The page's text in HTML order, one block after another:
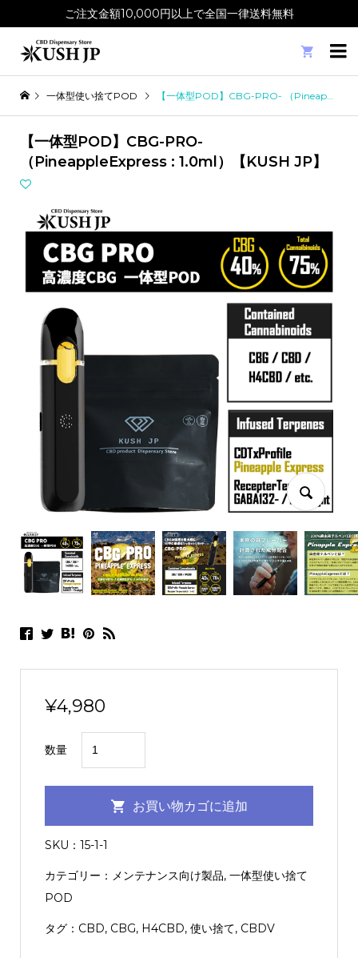
ご注文金額10,000円以上で全国一律送料無料

一体型使い捨てPOD 【一体型POD】CBG-PRO- （PineappleExpress : 1.0ml）【KUSH JP】
【一体型POD】CBG-PRO-
（PineappleExpress : 1.0ml）【KUSH JP】
¥4,980
数量
【一
体
型
POD】
（PineappleExpress
1.0ml）
お買い物カゴに追加
SKU： 15-1-1
カテゴリー： メンテナンス向け製品, 一体型使い捨て
POD
タグ： CBD, CBG, H4CBD, 使い捨て, CBDV